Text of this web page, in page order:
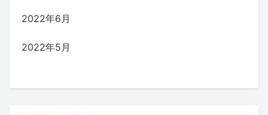
2022年6月
2022年5月